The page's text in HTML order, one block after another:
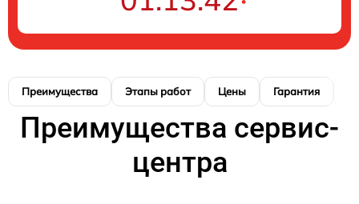
Преимущества Этапы работ Цены Гарантия
Преимущества сервис-
центра